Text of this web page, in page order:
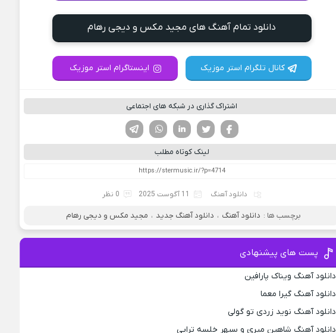
دانلود تمام آهنگ های مجید مکس و دیجی رهام
کانال تلگرام استر موزیک اینستاگرام استر موزیک
اشتراک گذاری در شبکه های اجتماعی
لینکدین تویتر
فیسوک
لینک کوتاه مطلب
دانلود آهنگ 11 آگوست 2025 0 نظر
برچسب ها : دانلود آهنگ ، دانلود آهنگ جدید ، مجید مکس و دیجی رهام
پست های پیشنهادی
دانلود آهنگ ویناک پارافین
دانلود آهنگ گیرا معما
دانلود آهنگ نوید زردی تو گولی
دانلود آهنگ شاهین میری و سپهر خلسه تراپی